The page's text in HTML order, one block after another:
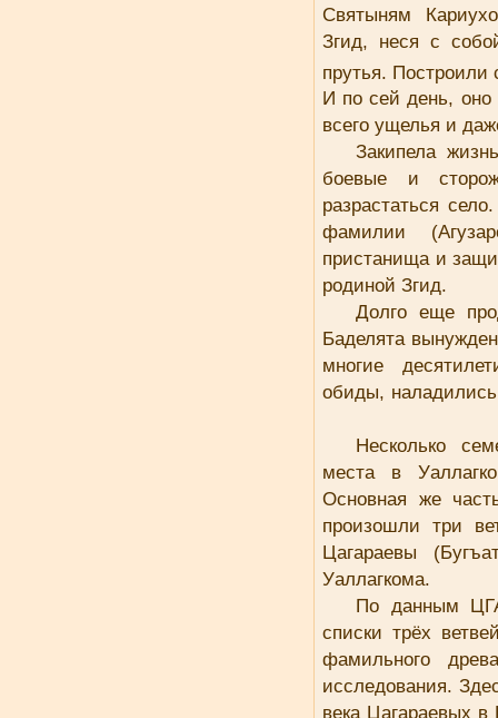
Святыням
Згид, неся с
прутья.
И по сей день, оно
всего ущелья и
Закипела
боевые и
разрастаться
фамилии
пристанища и
родиной Згид.
Долго еще
Баделята
многие
обиды,
Несколько
места в
Основная же
произошли три
Цагараевы
Уаллагкома.
По данным
списки трёх
фамильного
исследования.
века Цагараевых